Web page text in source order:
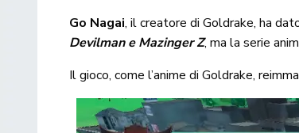
Go Nagai, il creatore di Goldrake, ha
Devilman e Mazinger Z, ma la serie
Il gioco, come l’anime di Goldrake,